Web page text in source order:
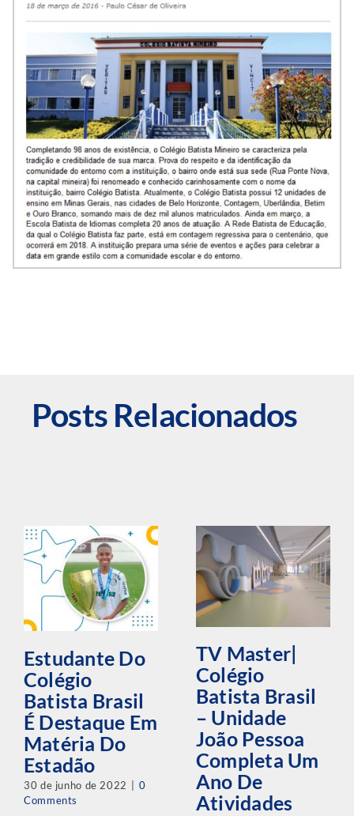
Posts Relacionados
Estudante Do
Colégio
Batista Brasil
É Destaque Em
Matéria Do
Estadão
30 de junho de 2022
0
Comments
TV Master|
Colégio
Batista Brasil
– Unidade
João Pessoa
Completa Um
Ano De
Atividades